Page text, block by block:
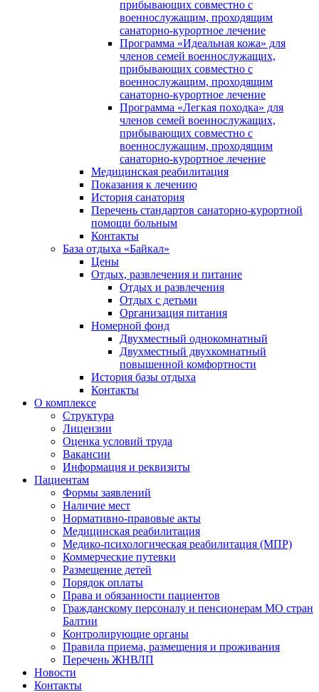
прибывающих совместно с
военнослужащим, проходящим
санаторно-курортное лечение
Программа «Идеальная кожа» для
членов семей военнослужащих,
прибывающих совместно с
военнослужащим, проходящим
санаторно-курортное лечение
Программа «Легкая походка» для
членов семей военнослужащих,
прибывающих совместно с
военнослужащим, проходящим
санаторно-курортное лечение
Медицинская реабилитация
Показания к лечению
История санатория
Перечень стандартов санаторно-курортной
помощи больным
Контакты
База отдыха «Байкал»
Цены
Отдых, развлечения и питание
Отдых и развлечения
Отдых с детьми
Организация питания
Номерной фонд
Двухместный однокомнатный
Двухместный двухкомнатный
повышенной комфортности
История базы отдыха
Контакты
О комплексе
Структура
Лицензии
Оценка условий труда
Вакансии
Информация и реквизиты
Пациентам
Формы заявлений
Наличие мест
Нормативно-правовые акты
Медицинская реабилитация
Медико-психологическая реабилитация (МПР)
Коммерческие путевки
Размещение детей
Порядок оплаты
Права и обязанности пациентов
Гражданскому персоналу и пенсионерам МО стран
Балтии
Контролирующие органы
Правила приема, размещения и проживания
Перечень ЖНВЛП
Новости
Контакты